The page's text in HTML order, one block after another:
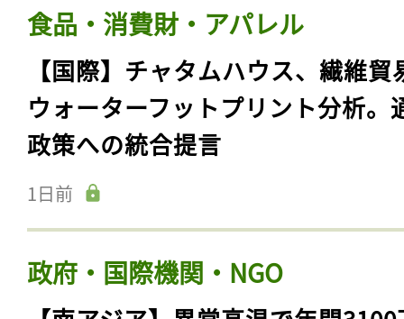
食品・消費財・アパレル
【国際】チャタムハウス、繊維貿
ウォーターフットプリント分析。
政策への統合提言
1日前
政府・国際機関・NGO